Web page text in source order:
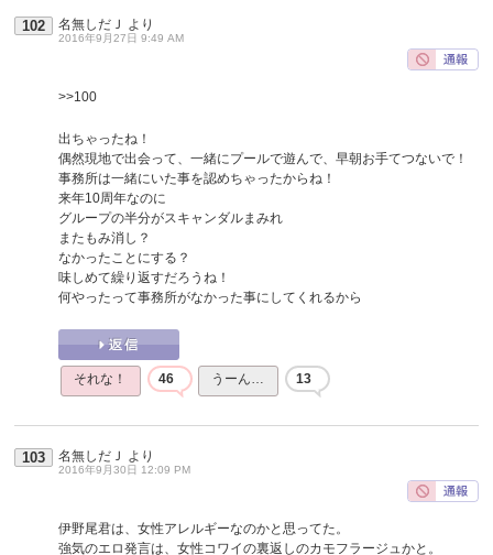
102 名無しだＪ より
2016年9月27日 9:49 AM
>>100
出ちゃったね！
偶然現地で出会って、一緒にプールで遊んで、早朝お手てつないで！
事務所は一緒にいた事を認めちゃったからね！
来年10周年なのに
グループの半分がスキャンダルまみれ
またもみ消し？
なかったことにする？
味しめて繰り返すだろうね！
何やったって事務所がなかった事にしてくれるから
それな！ 46 うーん… 13
103 名無しだＪ より
2016年9月30日 12:09 PM
伊野尾君は、女性アレルギーなのかと思ってた。
強気のエロ発言は、女性コワイの裏返しのカモフラージュかと。